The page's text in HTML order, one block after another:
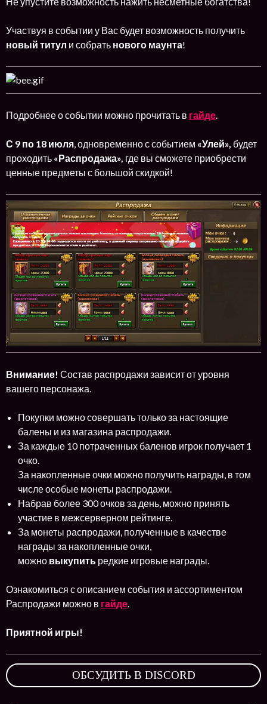
Участвуя в событии у Вас будет возможность получить
новый титул и собрать нового маунта!
Подробнее о событии можно прочитать в гайде.
С 9 по 18 июля, одновременно с событием «Улей», будет
проходить «Распродажа», где вы сможете приобрести
ценные предметы с большой скидкой!
Внимание! Состав распродажи зависит от уровня
вашего персонажа.
Покупки можно совершать только за настоящие
балены и из магазина распродажи.
За каждые 10 потраченных баленов игрок получает 1
очко.
За накопленные очки можно получить награды, в том
числе особые монеты распродажи.
Набрав более 300 очков за день, можно принять
участие в межсерверном рейтинге.
За монеты распродажи, полученные в качестве
награды за накопленные очки,
можно выкупить редкие игровые награды.
Ознакомиться с описанием события и ассортиментом
Распродажи можно в гайде.
Приятной игры!
ОБСУДИТЬ В DISCORD